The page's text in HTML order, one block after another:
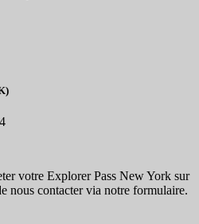
votre Explorer Pass New York sur
nous contacter via notre formulaire.